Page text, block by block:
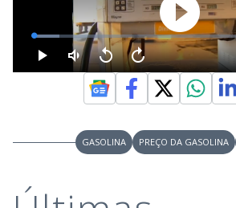
GASOLINA PREÇO DA GASOLINA